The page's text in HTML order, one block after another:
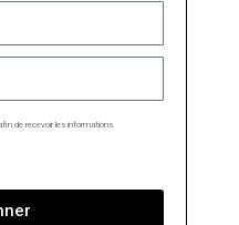
de recevoir les informations